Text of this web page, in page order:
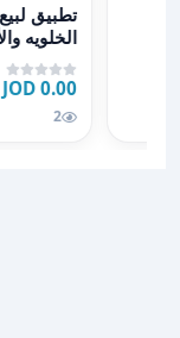
تطبيق
الخلويه
ودفع
0.00 JOD
2